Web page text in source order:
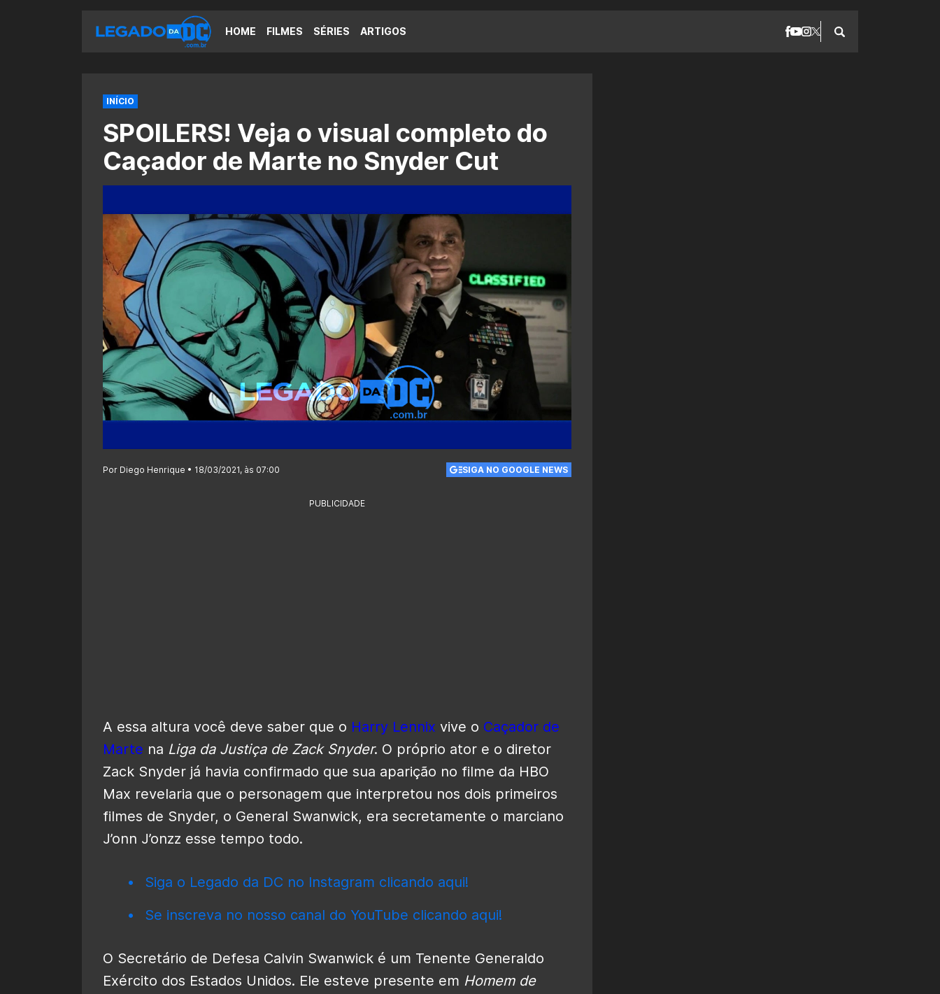
HOME FILMES SÉRIES ARTIGOS
INÍCIO
SPOILERS! Veja o visual completo do
Caçador de Marte no Snyder Cut
Por Diego Henrique • 18/03/2021, às 07:00 SIGA NO GOOGLE NEWS
PUBLICIDADE
A essa altura você deve saber que o Harry Lennix vive o Caçador de
Marte na Liga da Justiça de Zack Snyder. O próprio ator e o diretor
Zack Snyder já havia confirmado que sua aparição no filme da HBO
Max revelaria que o personagem que interpretou nos dois primeiros
filmes de Snyder, o General Swanwick, era secretamente o marciano
J’onn J’onzz esse tempo todo.
Siga o Legado da DC no Instagram clicando aqui!
Se inscreva no nosso canal do YouTube clicando aqui!
O Secretário de Defesa Calvin Swanwick é um Tenente Generaldo
Exército dos Estados Unidos. Ele esteve presente em Homem de